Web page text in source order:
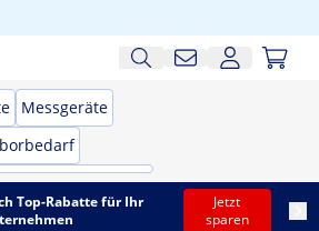
Messgeräte
Top-Rabatte für Ihr
Jetzt
sparen